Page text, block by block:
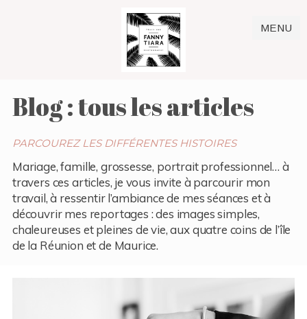
MENU
Blog : tous les articles
PARCOUREZ LES DIFFÉRENTES HISTOIRES
Mariage, famille, grossesse, portrait professionnel… à
travers ces articles, je vous invite à parcourir mon
travail, à ressentir l’ambiance de mes séances et à
découvrir mes reportages : des images simples,
chaleureuses et pleines de vie, aux quatre coins de l’île
de la Réunion et de Maurice.